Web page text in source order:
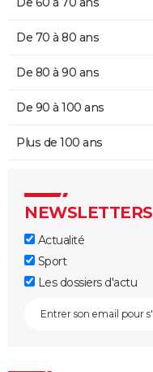
De 70 à 80 ans
De 80 à 90 ans
De 90 à 100 ans
Plus de 100 ans
NEWSLETTERS
Actualité
Sport
Les dossiers d'actu